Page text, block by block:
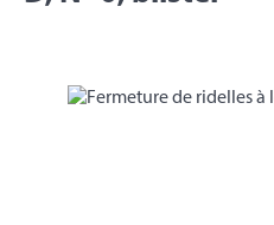
Skip image gallery